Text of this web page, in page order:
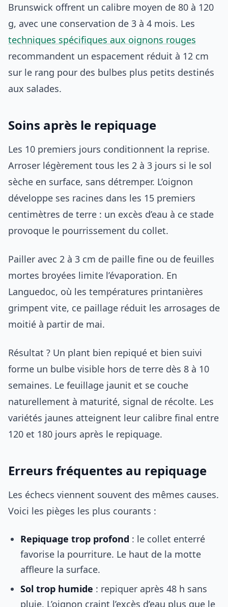
Brunswick offrent un calibre moyen de 80 à 120
g, avec une conservation de 3 à 4 mois. Les
techniques spécifiques aux oignons rouges
recommandent un espacement réduit à 12 cm
sur le rang pour des bulbes plus petits destinés
aux salades.
Soins après le repiquage
Les 10 premiers jours conditionnent la reprise.
Arroser légèrement tous les 2 à 3 jours si le sol
sèche en surface, sans détremper. L’oignon
développe ses racines dans les 15 premiers
centimètres de terre : un excès d’eau à ce stade
provoque le pourrissement du collet.
Pailler avec 2 à 3 cm de paille fine ou de feuilles
mortes broyées limite l’évaporation. En
Languedoc, où les températures printanières
grimpent vite, ce paillage réduit les arrosages de
moitié à partir de mai.
Résultat ? Un plant bien repiqué et bien suivi
forme un bulbe visible hors de terre dès 8 à 10
semaines. Le feuillage jaunit et se couche
naturellement à maturité, signal de récolte. Les
variétés jaunes atteignent leur calibre final entre
120 et 180 jours après le repiquage.
Erreurs fréquentes au repiquage
Les échecs viennent souvent des mêmes causes.
Voici les pièges les plus courants :
Repiquage trop profond : le collet enterré
favorise la pourriture. Le haut de la motte
affleure la surface.
Sol trop humide : repiquer après 48 h sans
pluie. L’oignon craint l’excès d’eau plus que le